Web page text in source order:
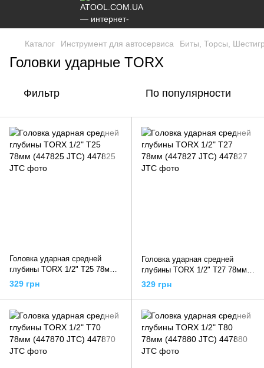
Каталог Инструмент для автосервиса Биты, Торсы,
Головки ударные TORX
Фильтр По популярности
Головка ударная средней
глубины TORX 1/2" T25 78мм
(447825 JTC)
329 грн
Головка ударная средней
глубины TORX 1/2" T27 78мм
(447827 JTC)
329 грн